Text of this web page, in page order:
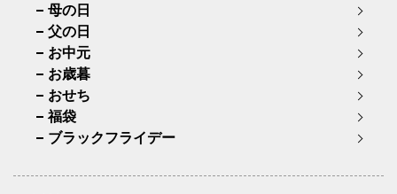
母の日
父の日
お中元
お歳暮
おせち
福袋
ブラックフライデー